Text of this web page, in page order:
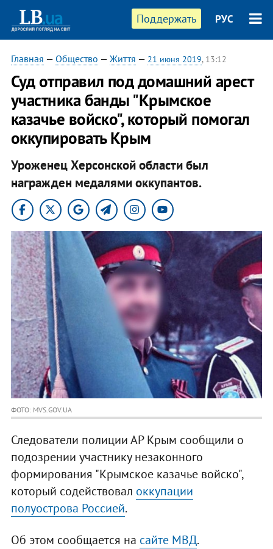
Поддержать РУС
Главная — Общество — Життя — 21 июня 2019, 13:12
Суд отправил под домашний арест
участника банды "Крымское
казачье войско", который помогал
оккупировать Крым
Уроженец Херсонской области был
награжден медалями оккупантов.
ФОТО: MVS.GOV.UA
Следователи полиции АР Крым сообщили о
подозрении участнику незаконного
формирования "Крымское казачье войско",
который содействовал оккупации
полуострова Россией.
Об этом сообщается на сайте МВД.